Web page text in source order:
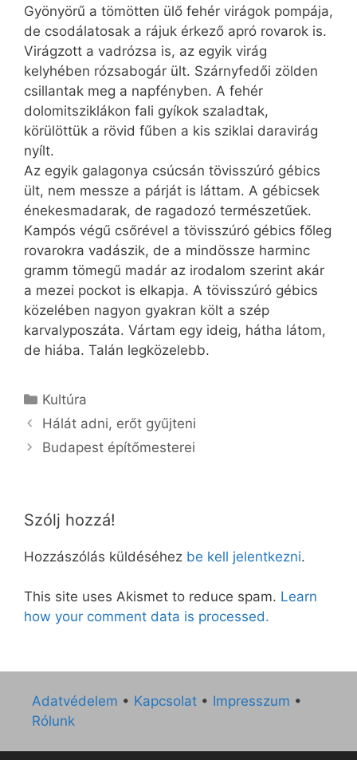
Gyönyörű a tömötten ülő fehér virágok pompája,
de csodálatosak a rájuk érkező apró rovarok is.
Virágzott a vadrózsa is, az egyik virág
kelyhében rózsabogár ült. Szárnyfedői zölden
csillantak meg a napfényben. A fehér
dolomitsziklákon fali gyíkok szaladtak,
körülöttük a rövid fűben a kis sziklai daravirág
nyílt.
Az egyik galagonya csúcsán tövisszúró gébics
ült, nem messze a párját is láttam. A gébicsek
énekesmadarak, de ragadozó természetűek.
Kampós végű csőrével a tövisszúró gébics főleg
rovarokra vadászik, de a mindössze harminc
gramm tömegű madár az irodalom szerint akár
a mezei pockot is elkapja. A tövisszúró gébics
közelében nagyon gyakran költ a szép
karvalyposzáta. Vártam egy ideig, hátha látom,
de hiába. Talán legközelebb.
Kategória
Kultúra
Hálát adni, erőt gyűjteni
Budapest építőmesterei
Szólj hozzá!
Hozzászólás küldéséhez be kell jelentkezni.
This site uses Akismet to reduce spam. Learn
how your comment data is processed.
Adatvédelem • Kapcsolat • Impresszum •
Rólunk